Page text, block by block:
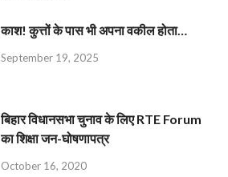
काश! कुत्तों के पास भी अपना वकील होता…
September 19, 2025
बिहार विधानसभा चुनाव के लिए RTE Forum
का शिक्षा जन-घोषणापत्र
October 16, 2020